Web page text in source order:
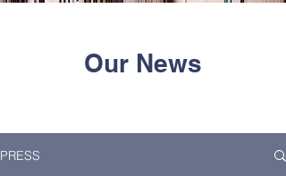
Our News
PRESS